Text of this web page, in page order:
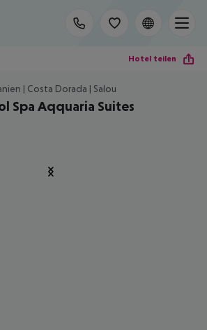
Hotel teilen
| Costa Dorada | Salou
Spa Aqquaria Suites